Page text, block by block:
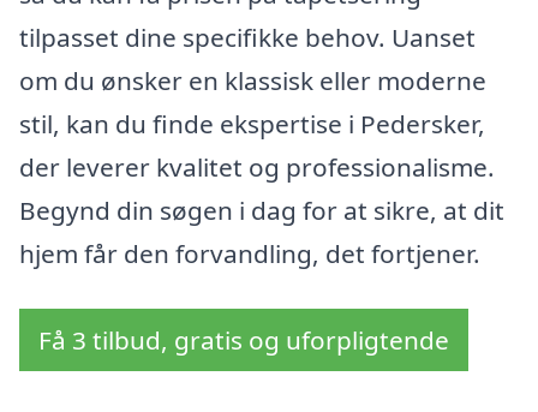
tilpasset dine specifikke behov. Uanset
om du ønsker en klassisk eller moderne
stil, kan du finde ekspertise i Pedersker,
der leverer kvalitet og professionalisme.
Begynd din søgen i dag for at sikre, at dit
hjem får den forvandling, det fortjener.
Få 3 tilbud, gratis og uforpligtende